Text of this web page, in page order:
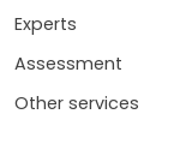
Experts
Assessment
Other services